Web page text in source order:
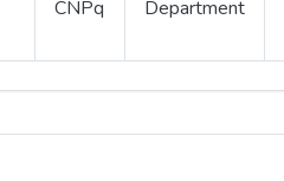
CNPq
Department